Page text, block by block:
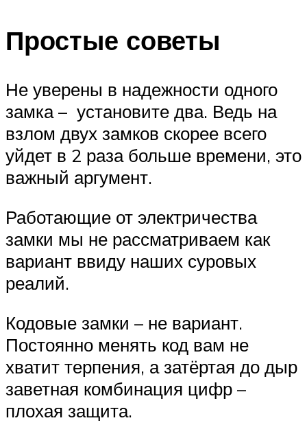
Простые советы
Не уверены в надежности одного
замка – установите два. Ведь на
взлом двух замков скорее всего
уйдет в 2 раза больше времени, это
важный аргумент.
Работающие от электричества
замки мы не рассматриваем как
вариант ввиду наших суровых
реалий.
Кодовые замки – не вариант.
Постоянно менять код вам не
хватит терпения, а затёртая до дыр
заветная комбинация цифр –
плохая защита.